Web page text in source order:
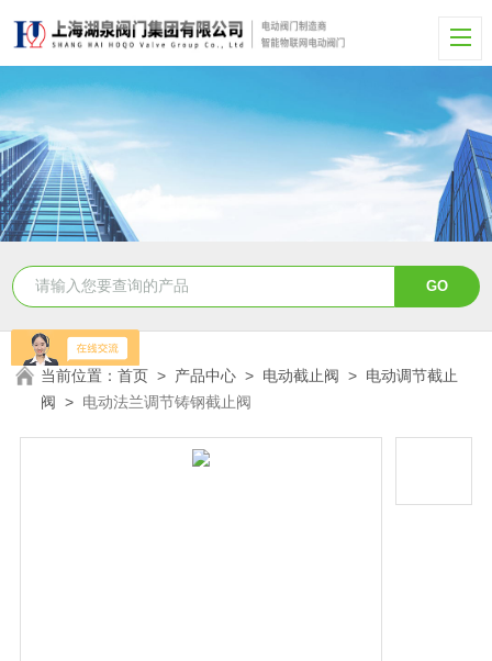
当前位置：首页 > 产品中心 > 电动截止阀 > 电动调节截止
阀 > 电动法兰调节铸钢截止阀